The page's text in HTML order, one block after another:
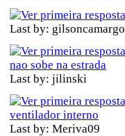
Last by: gilsoncamargo
nao sobe na estrada
Last by: jilinski
ventilador interno
Last by: Meriva09